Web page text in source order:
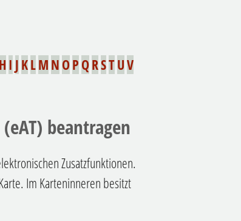
H I JKLMNOPQRSTUV
beantragen
Zusatzfunktionen.
Im Karteninneren besitzt